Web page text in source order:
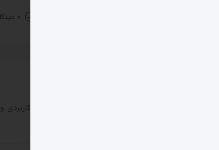
0 دیدگاه
با انتخاب هوشمندانه توالت و روشویی؛ نوسازی کاربردی و